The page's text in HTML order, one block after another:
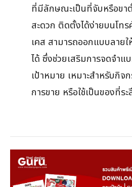
ที่มีลักษณะเป็นที่จับหรือขา
สะดวก ติดตั้งได้ง่ายบนโท
เคส สามารถออกแบบลาย
ได้ ซึ่งช่วยเสริมการจดจำแ
เป้าหมาย เหมาะสำหรับกิจ
การขาย หรือใช้เป็นของที่ร